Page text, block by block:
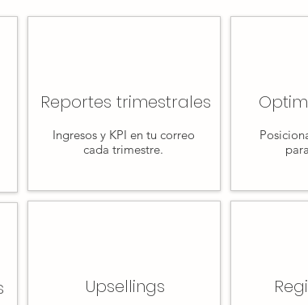
Reportes trimestrales
Ingresos y KPI en tu correo
cada trimestre.
Upsellings